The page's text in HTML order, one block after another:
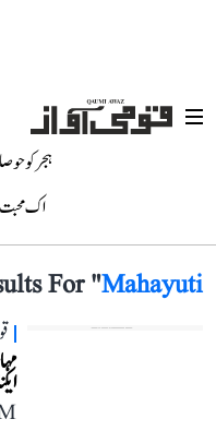
ہجر کو
اک
For "Mahayuti